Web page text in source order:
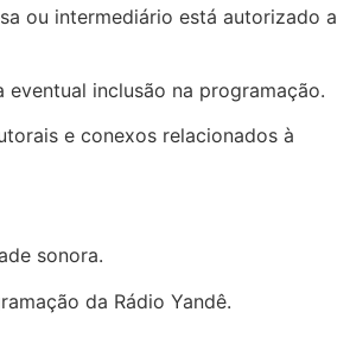
ou intermediário está autorizado a
inclusão na programação.
e conexos relacionados à
sonora.
da Rádio Yandê.